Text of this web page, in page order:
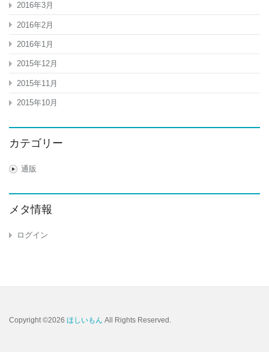
2016年3月
2016年2月
2016年1月
2015年12月
2015年11月
2015年10月
カテゴリー
通販
メタ情報
ログイン
Copyright ©2026 ほしいもん All Rights Reserved.